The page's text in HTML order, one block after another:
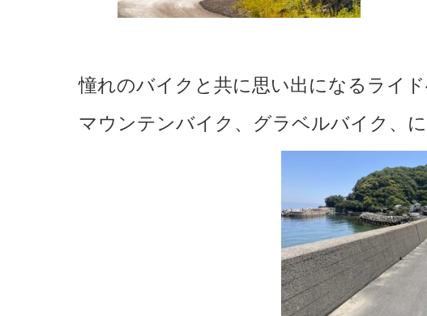
憧れのバイクと共に思い出になるライド
マウンテンバイク、グラベルバイク、